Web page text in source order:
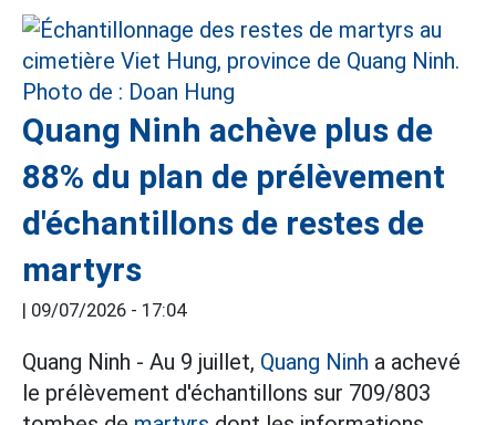
Quang Ninh achève plus de
88% du plan de prélèvement
d'échantillons de restes de
martyrs
| 09/07/2026 - 17:04
Quang Ninh - Au 9 juillet, Quang Ninh a achevé
le prélèvement d'échantillons sur 709/803